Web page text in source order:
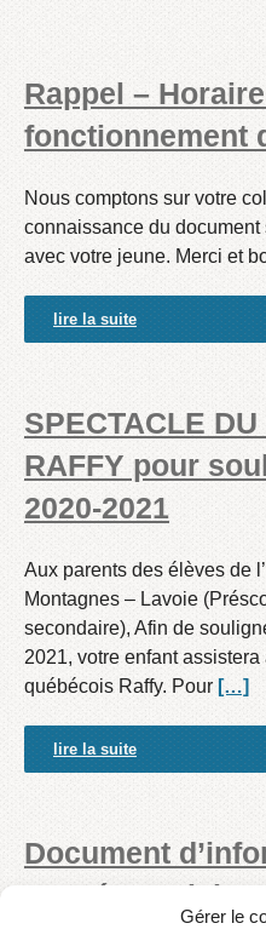
Gérer le
Rappel –
fonctionnement
Nous comptons sur votre
connaissance du document
avec votre jeune. Merci et
lire la suite
SPECTACLE DU
RAFFY pour
2020-2021
Aux parents des élèves de
Montagnes – Lavoie
secondaire), Afin de
2021, votre enfant
québécois Raffy. Pour […]
lire la suite
Document
rentrée scolaire